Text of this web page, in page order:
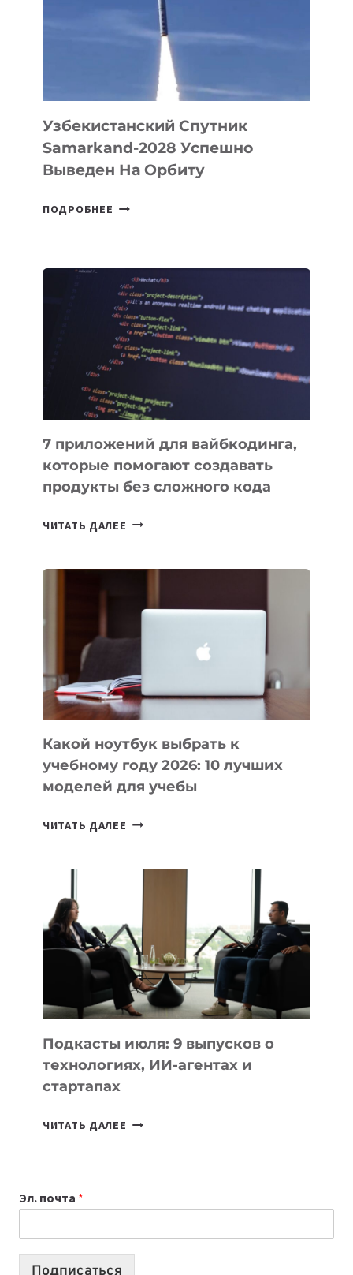
СОЗДАНИЯ
«ИСКУССТВЕННОГО
ИНЖЕНЕРА»
Узбекистанский Спутник
Samarkand-2028 Успешно
Выведен На Орбиту
ПОДРОБНЕЕ УЗБЕКИСТАНСКИЙ
УСПЕШНО
ВЫВЕДЕН
НА
ОРБИТУ
7 приложений для вайбкодинга,
которые помогают создавать
продукты без сложного кода
ЧИТАТЬ ДАЛЕЕ 7
ПОМОГАЮТ
СОЗДАВАТЬ
БЕЗ
СЛОЖНОГО
КОДА
Какой ноутбук выбрать к
учебному году 2026: 10 лучших
моделей для учебы
ЧИТАТЬ ДАЛЕЕ КАКОЙ
УЧЕБНОМУ
ГОДУ
2026:
10
ЛУЧШИХ
МОДЕЛЕЙ
ДЛЯ
УЧЕБЫ
Подкасты июля: 9 выпусков о
технологиях, ИИ-агентах и
стартапах
ЧИТАТЬ ДАЛЕЕ ПОДКАСТЫ
ИИ-
АГЕНТАХ
Эл. почта *